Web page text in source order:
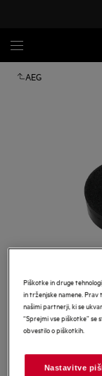
AEG
ECFB03ST
Piškotke in druge
in trženjske namene.
našimi partnerji, ki se
“Sprejmi vse piškotke” se
obvestilo o piškotkih.
Nastavitve